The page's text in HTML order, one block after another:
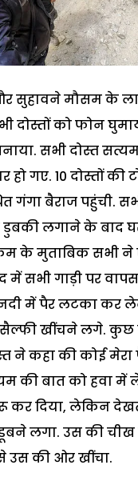
और सुहावने मौसम के
दोस्तों को फोन
सभी दोस्त
गए. 10 दोस्तों की
गंगा बैराज पहुंची.
लगाने के बाद
के मुताबिक सभी
में सभी गाड़ी पर
नदी में पैर लटका कर
खींचने लगे. कुछ
ने कहा की कोई मेरा
की बात को हवा में
कर दिया, लेकिन
लगा. उस की चीख
उस की ओर खींचा.